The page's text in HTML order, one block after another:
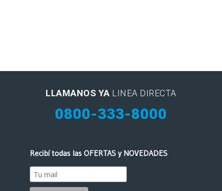
LLAMANOS YA LINEA DIRECTA
0800-333-8000
Recibí todas las OFERTAS y NOVEDADES